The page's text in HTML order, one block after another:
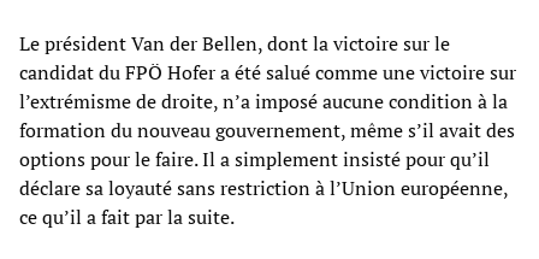
Le président Van der Bellen, dont la victoire sur le
candidat du FPÖ Hofer a été salué comme une victoire sur
l’extrémisme de droite, n’a imposé aucune condition à la
formation du nouveau gouvernement, même s’il avait des
options pour le faire. Il a simplement insisté pour qu’il
déclare sa loyauté sans restriction à l’Union européenne,
ce qu’il a fait par la suite.